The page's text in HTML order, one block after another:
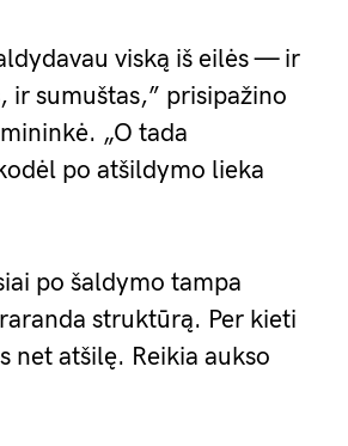
viską iš eilės — ir
ir sumuštas,” prisipažino
„O tada
po atšildymo lieka
po šaldymo tampa
struktūrą. Per kieti
net atšilę. Reikia aukso